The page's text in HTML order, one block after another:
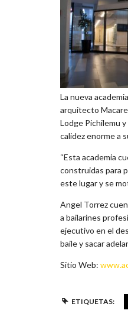
La nueva
arquitecto
Lodge Pichilemu
calidez enorme a
“Esta academia
construidas para
este lugar y se
Angel Torrez
a bailarines
ejecutivo en el
baile y sacar
Sitio Web:
ETIQUETAS: